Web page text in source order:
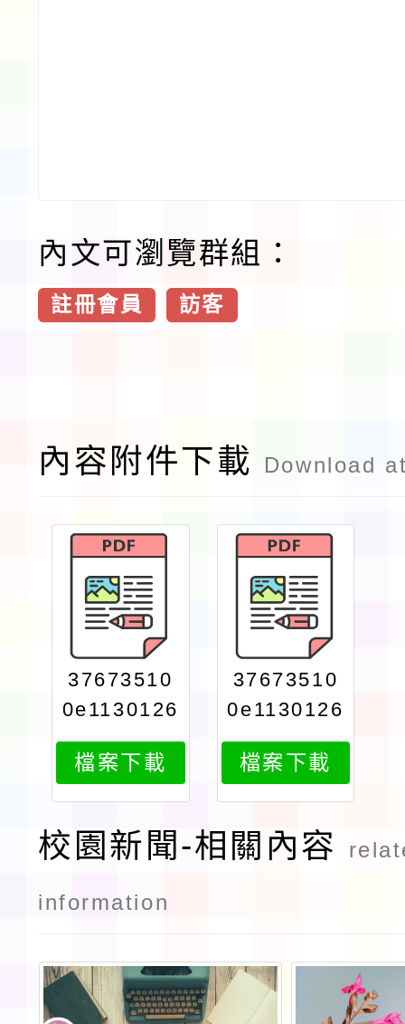
內文可瀏覽群組：
註冊會員 訪客
內容附件下載 Download
37673510
0e1130126
639attach
2
檔案下載
37673510
0e1130126
639attach
1
檔案下載
校園新聞-相關內容
information